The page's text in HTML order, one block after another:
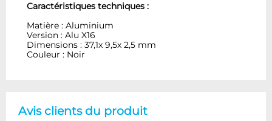
Caractéristiques techniques :
Matière : Aluminium
Version : Alu X16
Dimensions : 37,1x 9,5x 2,5 mm
Couleur : Noir
Avis clients du produit